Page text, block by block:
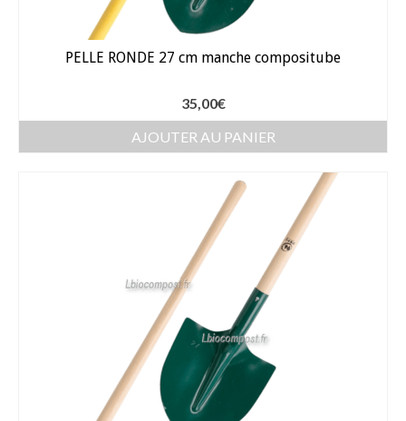
Arrosage
Pistolets / Brosses
Raccords / accessoires
Robinets / Vannes
Goutte à goutte
Tuyaux
Gants
PELLE RONDE 27 cm manche compositube
35,00€
AJOUTER AU PANIER